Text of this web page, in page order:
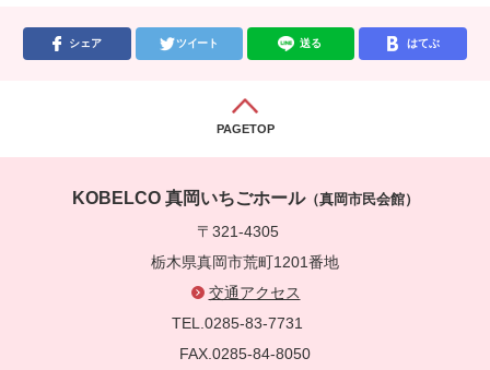
シェア ツイート 送る はてぶ
PAGETOP
KOBELCO 真岡いちごホール（真岡市民会館）
〒321-4305
栃木県真岡市荒町1201番地
交通アクセス
TEL.0285-83-7731
FAX.0285-84-8050